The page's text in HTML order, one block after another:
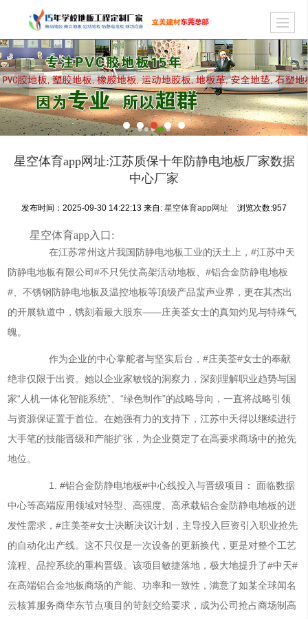
星空体育app网址:江苏质保十年防静电地板厂家数据
中心厂家
发布时间：2025-09-30 14:22:13 来自: 星空体育app网址 浏览次数:957
星空体育app入口:
在江苏常州这片我国防静电地板工业的沃土上，#江苏中天
防静电地板有限公司#不只凭仗高架活动地板、#铝合金防静电地板
#、不锈钢防静电地板及温控地板等顶级产品蜚声业界，更在其杰出
的开展轨道中，镌刻着最大股东——庄美荃女士的真知灼见与特殊气
魄。
作为企业的中心掌舵者与坚实后台，#庄美荃#女士的奉献
绝非仅限于出资。她以企业家敏锐的洞察力，深刻理解职业趋势与国
家“人机一体化智能系统”、“绿色制作”的战略导向，一直将战略引领
与资源保证置于首位。在她强有力的支持下，江苏中天得以继续进行
大手笔的技能晋级和产能扩张，为企业奠定了在高要求商场中的抢先
地位。
1. #铝合金防静电地板#中心线投入与晋级项目： 面临数据
中心等高端应用领域对轻型、高强度、高承载铝合金防静电地板的迸
发性需求，#庄美荃#女士决断决议计划，主导投入巨资引入职业抢先
的自动化出产线。这不只仅是一次设备的更新换代，更是对整个工艺
流程、品控系统的重构晋级。该项目敏捷落地，极大地提升了#中天#
在高端铝合金地板商场的产能、功率和一致性，满意了如某全球闻名
云核算服务商华东节点项目的苛刻交给要求，成为公司抢占商场制高